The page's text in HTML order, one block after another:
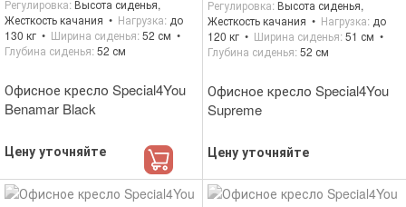
Офисное кресло Special4You
Benamar Black
Цену уточняйте
Регулировка Высота сиденья,
Жесткость качания
Нагрузка до
130 кг
Ширина сиденья 52 см
Глубина сиденья 52 см
Офисное кресло Special4You
Supreme
Цену уточняйте
Регулировка Высота сиденья,
Жесткость качания
Нагрузка до
120 кг
Ширина сиденья 51 см
Глубина сиденья 52 см